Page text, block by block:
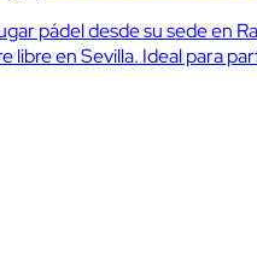
pádel desde su sede en
libre en Sevilla. Ideal para